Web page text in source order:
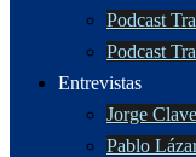
Podcast
Podcast
Entrevistas
Jorge
Pablo